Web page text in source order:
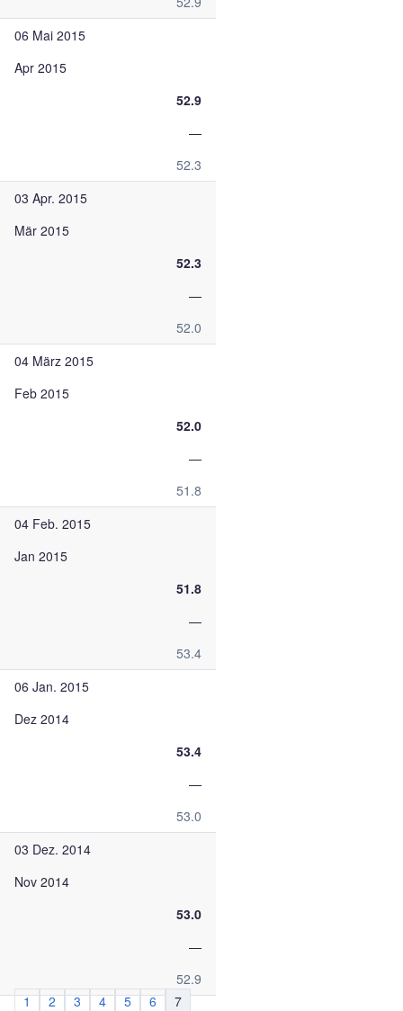
06 Mai 2015
Apr 2015
52.9
—
52.3
03 Apr. 2015
Mär 2015
52.3
—
52.0
04 März 2015
Feb 2015
52.0
—
51.8
04 Feb. 2015
Jan 2015
51.8
—
53.4
06 Jan. 2015
Dez 2014
53.4
—
53.0
03 Dez. 2014
Nov 2014
53.0
—
52.9
1
2 3 4 5 6
7